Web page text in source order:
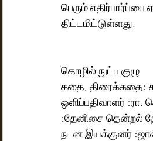
பெரும்
தொழில் நுட்ப குழு
கதை, திரைக்கதை:
ஒளிப்பதிவாளர் :ரா.
:தேனிசை தென்றல்
நடன இயக்குனர்